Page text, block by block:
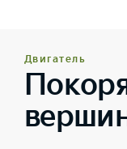
Двигатель